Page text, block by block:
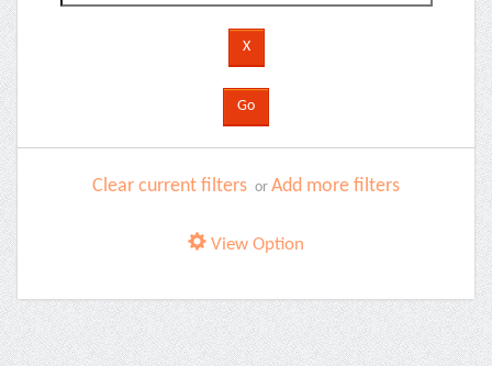
Clear current filters or Add more filters
View Option